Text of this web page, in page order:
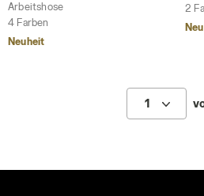
Arbeitshose
4 Farben
Neuheit
2
1